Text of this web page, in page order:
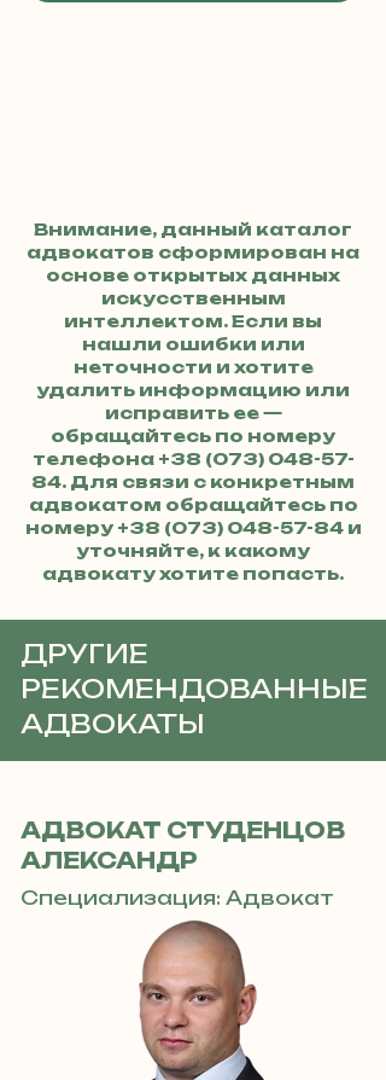
Внимание, данный каталог
адвокатов сформирован на
основе открытых данных
искусственным
интеллектом. Если вы
нашли ошибки или
неточности и хотите
удалить информацию или
исправить ее —
обращайтесь по номеру
телефона +38 (073) 048-57-
84. Для связи с конкретным
адвокатом обращайтесь по
номеру +38 (073) 048-57-84и
уточняйте, к какому
адвокату хотите попасть.
ДРУГИЕ
РЕКОМЕНДОВАННЫЕ
АДВОКАТЫ
АДВОКАТ СТУДЕНЦОВ
АЛЕКСАНДР
Специализация: Адвокат